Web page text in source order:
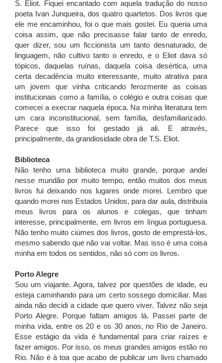
S. Eliot. Fiquei encantado com aquela tradução do nosso
poeta Ivan Junqueira, dos quatro quartetos. Dos livros que
ele me encaminhou, foi o que mais gostei. Eu queria uma
coisa assim, que não precisasse falar tanto de enredo,
quer dizer, sou um ficcionista um tanto desnaturado, de
linguagem, não cultivo tanto o enredo, e o Eliot dava só
tópicos, daquelas ruínas, daquela coisa desértica, uma
certa decadência muito interessante, muito atrativa para
um jovem que vinha criticando ferozmente as coisas
institucionais como a família, o colégio e outra coisas que
comecei a execrar naquela época. Na minha literatura tem
um cara inconstitucional, sem família, desfamiliarizado.
Parece que isso foi gestado já ali. E através,
principalmente, da grandiosidade obra de T.S. Eliot.
Biblioteca
Não tenho uma biblioteca muito grande, porque andei
nesse mundão por muito tempo, então muitos dos meus
livros fui deixando nos lugares onde morei. Lembro que
quando morei nos Estados Unidos, para dar aula, distribuía
meus livros para os alunos e colegas, que tinham
interesse, principalmente, em livros em língua portuguesa.
Não tenho muito ciúmes dos livros, gosto de emprestá-los,
mesmo sabendo que não vai voltar. Mas isso é uma coisa
minha em todos os sentidos, não só com os livros.
Porto Alegre
Sou um viajante. Agora, talvez por questões de idade, eu
esteja caminhando para um certo sossego domiciliar. Mas
ainda não decidi a cidade que quero viver. Talvez não seja
Porto Alegre. Porque faltam amigos lá. Passei parte de
minha vida, entre os 20 e os 30 anos, no Rio de Janeiro.
Esse estágio da vida é fundamental para criar raízes e
fazer amigos. Por isso, os meus grandes amigos estão no
Rio. Não é à toa que acabo de publicar um livro chamado